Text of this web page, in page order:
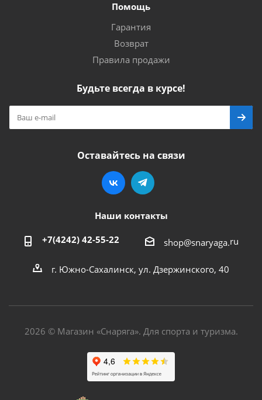
Помощь
Гарантия
Возврат
Правила продажи
Будьте всегда в курсе!
Оставайтесь на связи
Наши контакты
+7(4242) 42-55-22 shop@snaryaga.ru
г. Южно-Сахалинск, ул. Дзержинского, 40
2026 © Магазин «Снаряга». Для спорта и туризма.